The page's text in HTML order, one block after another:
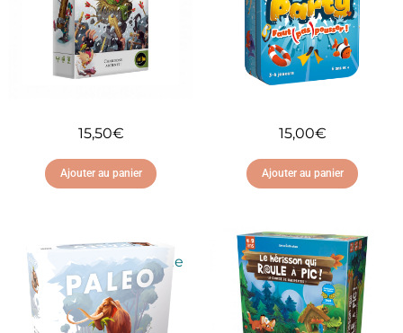
15,50€
Ajouter au panier
Ajouter à ma liste
d'envies
15,00€
Ajouter au panier
Ajouter à ma liste
d'envies